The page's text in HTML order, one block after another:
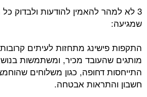
3 לא למהר להאמין להודעות ולבדוק
שמגיעה:
התקפות פישינג מתחזות לעיתים
מותגים שהעובד מכיר, ומשתמשות
התייחסות דחופה, כגון משלוחים
חשבון והתראות אבטחה.